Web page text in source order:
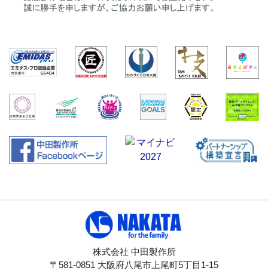
株式会社 中田製作所
〒581-0851 大阪府八尾市上尾町5丁目1-15